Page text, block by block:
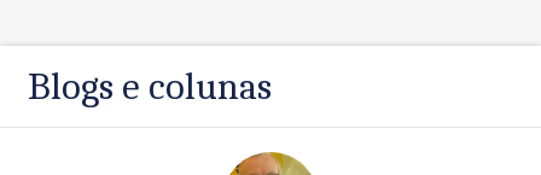
Blogs e colunas